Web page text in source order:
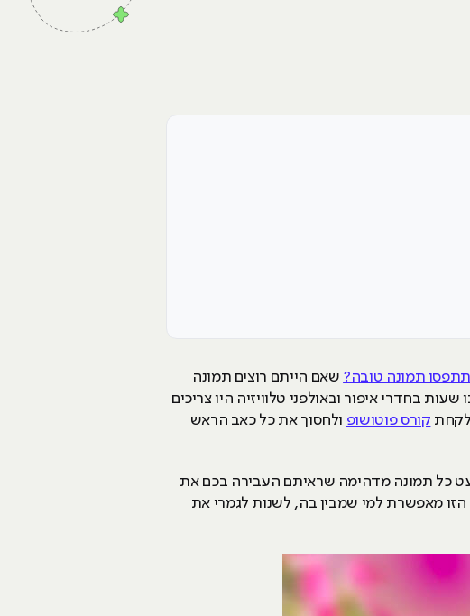
תמונה טובה? שאם הייתם רוצים תמונה
בחדרי איפור ובאולפני טלוויזיה היו צריכים
קורס פוטושופ ולחסוך את כל כאב הראש
כל תמונה מדהימה שראיתם העבירה בכם את
מאפשרת למי שמבין בה, לשנות לגמרי את